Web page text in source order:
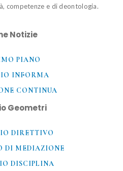
competenze e di deontologia.
Notizie
PIANO
INFORMA
CONTINUA
Geometri
DIRETTIVO
DI MEDIAZIONE
DISCIPLINA